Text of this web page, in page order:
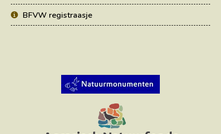
BFVW registraasje